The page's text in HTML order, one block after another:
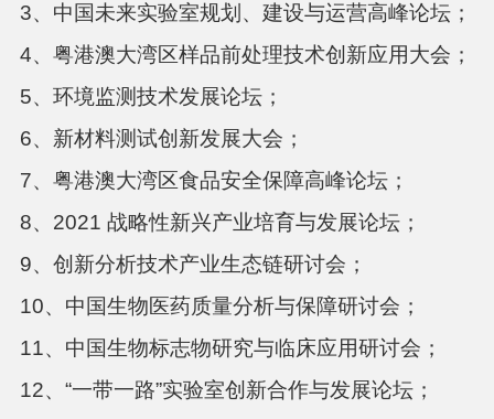
3、中国未来实验室规划、建设与运营高峰论坛；
4、粤港澳大湾区样品前处理技术创新应用大会；
5、环境监测技术发展论坛；
6、新材料测试创新发展大会；
7、粤港澳大湾区食品安全保障高峰论坛；
8、2021 战略性新兴产业培育与发展论坛；
9、创新分析技术产业生态链研讨会；
10、中国生物医药质量分析与保障研讨会；
11、中国生物标志物研究与临床应用研讨会；
12、“一带一路”实验室创新合作与发展论坛；